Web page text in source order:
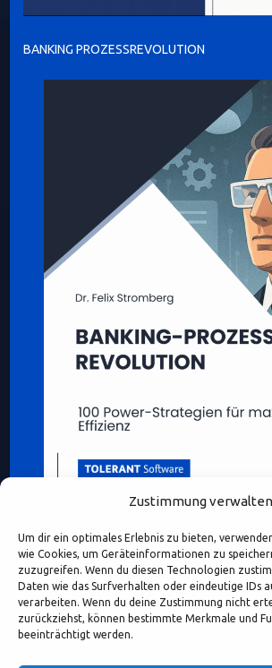
Zustimmung verwalten
Um dir ein optimales Erlebnis zu bieten,
wie Cookies, um Geräteinformationen zu
zuzugreifen. Wenn du diesen Technologien
Daten wie das Surfverhalten oder eindeutige IDs
verarbeiten. Wenn du deine Zustimmung nicht
zurückziehst, können bestimmte Merkmale und
beeinträchtigt werden.
BANKING PROZESSREVOLUTION
Diese Webseite enthält Inhalte und
teilweise KI-unterstützt erstellt oder